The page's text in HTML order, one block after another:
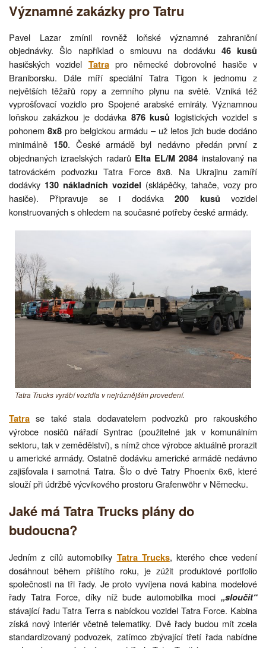
Významné zakázky pro Tatru
Pavel Lazar zmínil rovněž loňské významné zahraniční
objednávky. Šlo například o smlouvu na dodávku 46 kusů
hasičských vozidel Tatrapro německé dobrovolné hasiče v
Braniborsku. Dále míří speciální Tatra Tigon k jednomu z
největších těžařů ropy a zemního plynu na světě. Vzniká též
vyprošťovací vozidlo pro Spojené arabské emiráty. Významnou
loňskou zakázkou je dodávka 876 kusů logistických vozidel s
pohonem 8x8 pro belgickou armádu – už letos jich bude dodáno
minimálně 150. České armádě byl nedávno předán první z
objednaných izraelských radarů Elta EL/M 2084 instalovaný na
tatrováckém podvozku Tatra Force 8x8. Na Ukrajinu zamíří
dodávky 130 nákladních vozidel (sklápěčky, tahače, vozy pro
hasiče). Připravuje se i dodávka200 kusů vozidel
konstruovaných s ohledem na současné potřeby české armády.
Tatra Trucks vyrábí vozidla v nejrůznějším provedení.
Tatra se také stala dodavatelem podvozků pro rakouského
výrobce nosičů nářadí Syntrac (použitelné jak v komunálním
sektoru, tak v zemědělství), s nímž chce výrobce aktuálně prorazit
u americké armády. Ostatně dodávku americké armádě nedávno
zajišťovala i samotná Tatra. Šlo o dvě Tatry Phoenix 6x6, které
slouží při údržbě výcvikového prostoru Grafenwöhr v Německu.
Jaké má Tatra Trucks plány do
budoucna?
Jedním z cílů automobilky Tatra Trucks, kterého chce vedení
dosáhnout během příštího roku, je zúžit produktové portfolio
společnosti na tři řady. Je proto vyvíjena nová kabina modelové
řady Tatra Force, díky níž bude automobilka moci „sloučit“
stávající řadu Tatra Terra s nabídkou vozidel Tatra Force. Kabina
získá nový interiér včetně telematiky. Dvě řady budou mít zcela
standardizovaný podvozek, zatímco zbývající třetí řada nabídne